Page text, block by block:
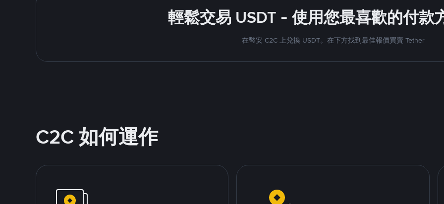
輕鬆交易 USDT - 使用您最喜歡的付款
在幣安 C2C 上兌換 USDT。在下方找到最佳報價買賣 Tether
C2C 如何運作